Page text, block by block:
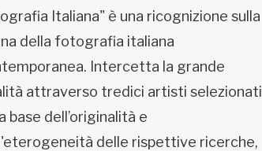
Italiana" è una ricognizione sulla
della fotografia italiana
Intercetta la grande
attraverso tredici artisti selezionati
base dell’originalità e
delle rispettive ricerche,